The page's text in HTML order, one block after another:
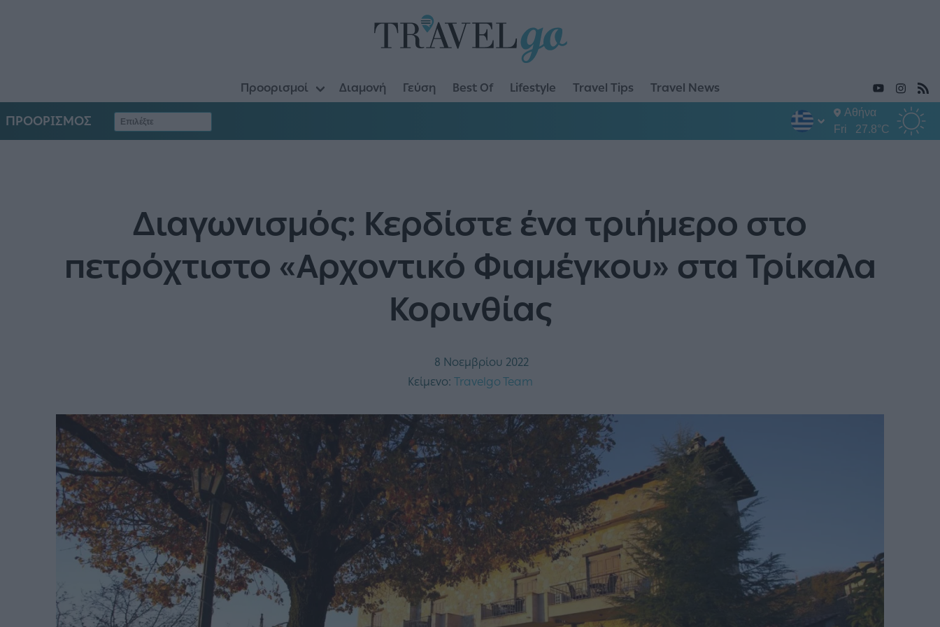
Προορισμοί Διαμονή Γεύση Best Of Lifestyle Travel Tips Travel News
ΠΡΟΟΡΙΣΜΟΣ
Αθήνα
Fri
27.8°C
Διαγωνισμός: Κερδίστε ένα τριήμερο στο
πετρόχτιστο «Αρχοντικό Φιαμέγκου» στα Τρίκαλα
Κορινθίας
8 Νοεμβρίου 2022
Κείμενο: Travelgo Team